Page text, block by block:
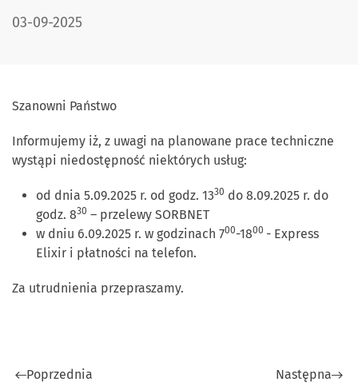
DATA PUBLIKACJI:
03-09-2025
Szanowni Państwo
Informujemy iż, z uwagi na planowane prace techniczne
wystąpi niedostępność niektórych usług:
od dnia 5.09.2025 r. od godz. 1330 do 8.09.2025 r. do
godz. 830 – przelewy SORBNET
w dniu 6.09.2025 r. w godzinach 700-1800 - Express
Elixir i płatności na telefon.
Za utrudnienia przepraszamy.
Poprzednia Następna